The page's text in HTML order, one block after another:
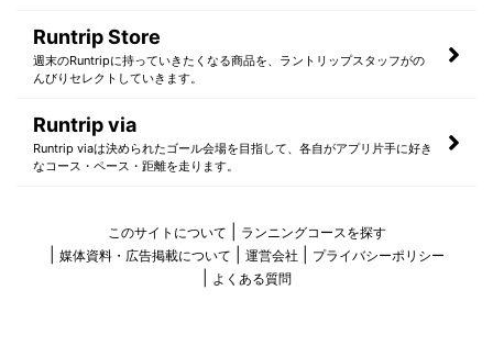
Runtrip Store
週末のRuntripに持っていきたくなる商品を、ラントリップスタッフがの
んびりセレクトしていきます。
Runtrip via
Runtrip viaは決められたゴール会場を目指して、各自がアプリ片手に好き
なコース・ペース・距離を走ります。
このサイトについて
ランニングコースを探す
媒体資料・広告掲載について
運営会社
プライバシーポリシー
よくある質問